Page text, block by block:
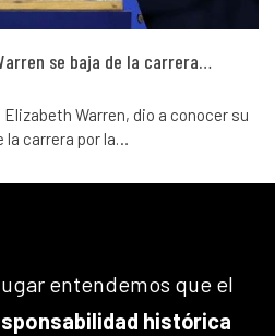
se baja de la carrera…
Warren, dio a conocer su
la carrera por la…
entendemos que el
histórica